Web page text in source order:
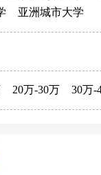
亚洲城市大学
20万-30万 30万-